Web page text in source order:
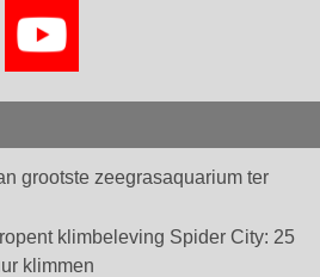
grootste zeegrasaquarium ter
klimbeleving Spider City: 25
klimmen